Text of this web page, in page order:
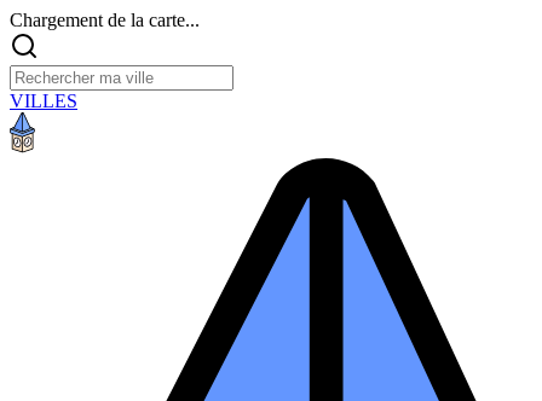
Chargement de la carte...
VILLES